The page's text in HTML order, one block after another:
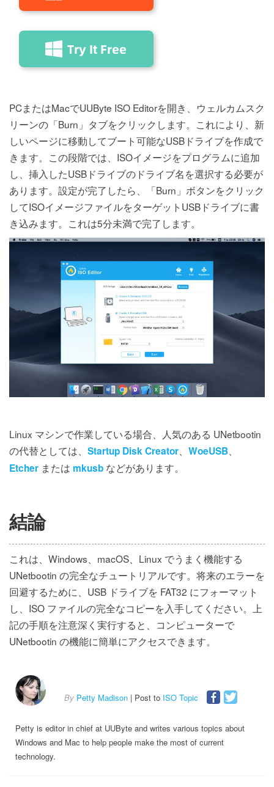
PCまたはMacでUUByte ISO Editorを開き、ウェルカムスク
リーンの「Burn」タブをクリックします。これにより、新
しいページに移動してブート可能なUSBドライブを作成で
きます。この段階では、ISOイメージをプログラムに追加
し、挿入したUSBドライブのドライブ名を選択する必要が
あります。設定が完了したら、「Burn」ボタンをクリック
してISOイメージファイルをターゲットUSBドライブに書
き込みます。これは5分未満で完了します。
Linux マシンで作業している場合、人気のある UNetbootin
の代替としては、 Startup Disk Creator、 WoeUSB、
Etcher または mkusb などがあります。
結論
これは、Windows、macOS、Linux でうまく機能する
UNetbootin の完全なチュートリアルです。将来のエラーを
回避するために、USB ドライブを FAT32 にフォーマット
し、ISO ファイルの完全なコピーを入手してください。上
記の手順を注意深く実行すると、コンピューターで
UNetbootin の機能に簡単にアクセスできます。
By Petty Madison | Post to ISO Topic
Petty is editor in chief at UUByte and writes various topics about
Windows and Mac to help people make the most of current
technology.